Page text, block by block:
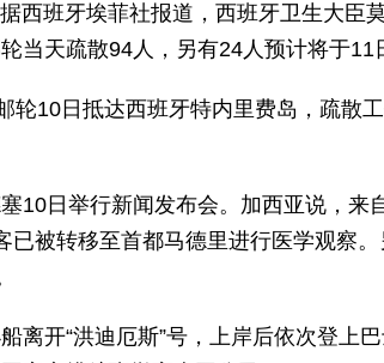
西班牙埃菲社报道，西班牙卫生大臣
当天疏散94人，另有24人预计将于11
轮10日抵达西班牙特内里费岛，疏散
10日举行新闻发布会。加西亚说，来
已被转移至首都马德里进行医学观察
离开“洪迪厄斯”号，上岸后依次登上